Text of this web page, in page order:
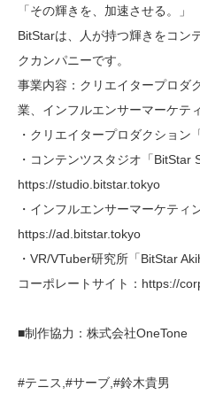
「その輝きを、加速させる。」
BitStarは、人が持つ輝きをコン
クカンパニーです。
事業内容：クリエイタープロダ
業、インフルエンサーマーケテ
・クリエイタープロダクショ
・コンテンツスタジオ「BitStar
https://studio.bitstar.tokyo
・インフルエンサーマーケティ
https://ad.bitstar.tokyo
・VR/VTuber研究所「BitStar
コーポレートサイト：https://
■制作協力：株式会社OneTone
#テニス,#サーブ,#鈴木貴男